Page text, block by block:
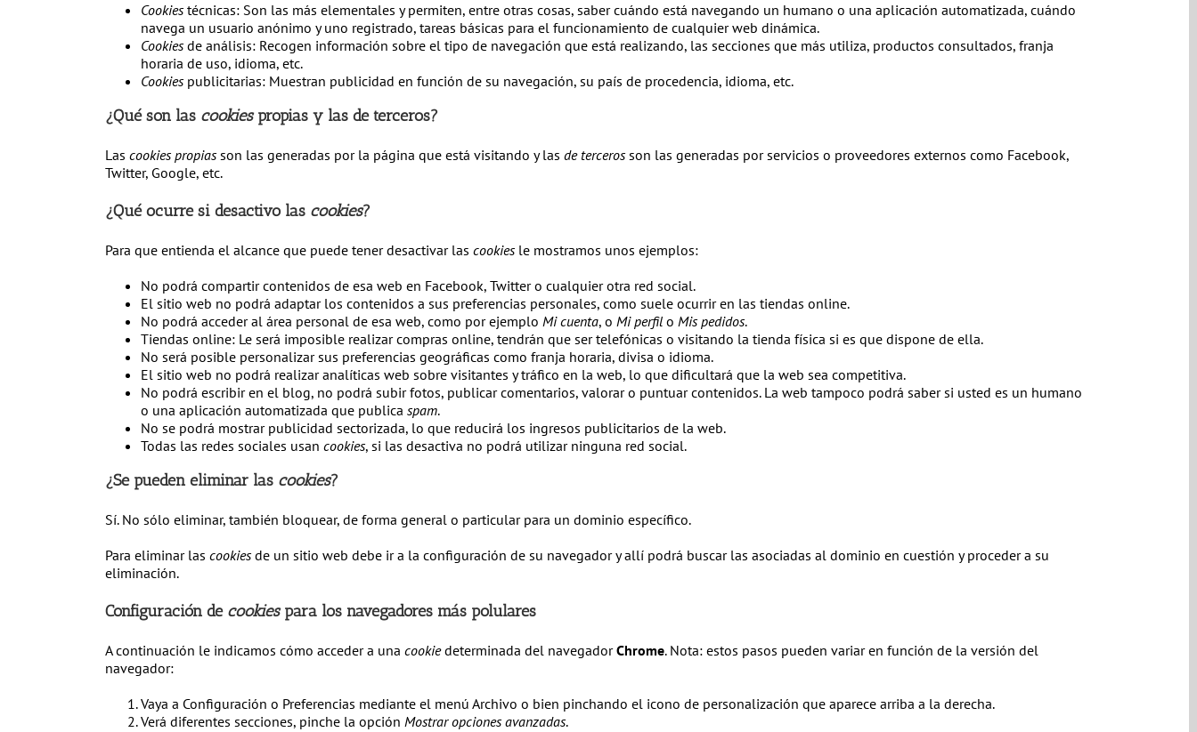
Cookiestécnicas: Son las más elementales y permiten, entre otras cosas, saber cuándo está navegando un humano o una aplicación automatizada, cuándo
navega un usuario anónimo y uno registrado, tareas básicas para el funcionamiento de cualquier web dinámica.
Cookiesde análisis: Recogen información sobre el tipo de navegación que está realizando, las secciones que más utiliza, productos consultados, franja
horaria de uso, idioma, etc.
Cookiespublicitarias: Muestran publicidad en función de su navegación, su país de procedencia, idioma, etc.
¿Qué son las cookiespropias y las de terceros?
Las cookies propiasson las generadas por la página que está visitando y las de tercerosson las generadas por servicios o proveedores externos como Facebook,
Twitter, Google, etc.
¿Qué ocurre si desactivo las cookies?
Para que entienda el alcance que puede tener desactivar las cookiesle mostramos unos ejemplos:
No podrá compartir contenidos de esa web en Facebook, Twitter o cualquier otra red social.
El sitio web no podrá adaptar los contenidos a sus preferencias personales, como suele ocurrir en las tiendas online.
No podrá acceder al área personal de esa web, como por ejemplo Mi cuenta, o Mi perfilo Mis pedidos.
Tiendas online: Le será imposible realizar compras online, tendrán que ser telefónicas o visitando la tienda física si es que dispone de ella.
No será posible personalizar sus preferencias geográficas como franja horaria, divisa o idioma.
El sitio web no podrá realizar analíticas web sobre visitantes y tráfico en la web, lo que dificultará que la web sea competitiva.
No podrá escribir en el blog, no podrá subir fotos, publicar comentarios, valorar o puntuar contenidos. La web tampoco podrá saber si usted es un humano
o una aplicación automatizada que publica spam.
No se podrá mostrar publicidad sectorizada, lo que reducirá los ingresos publicitarios de la web.
Todas las redes sociales usan cookies, si las desactiva no podrá utilizar ninguna red social.
¿Se pueden eliminar las cookies?
Sí. No sólo eliminar, también bloquear, de forma general o particular para un dominio específico.
Para eliminar las cookiesde un sitio web debe ir a la configuración de su navegador y allí podrá buscar las asociadas al dominio en cuestión y proceder a su
eliminación.
Configuración de cookiespara los navegadores más polulares
A continuación le indicamos cómo acceder a una cookiedeterminada del navegadorChrome. Nota: estos pasos pueden variar en función de la versión del
navegador:
Vaya a Configuración o Preferencias mediante el menú Archivo o bien pinchando el icono de personalización que aparece arriba a la derecha.
Verá diferentes secciones, pinche la opción Mostrar opciones avanzadas.